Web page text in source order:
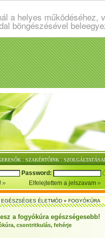
a helyes
böngészésével
: SZAKÉRTŐINK :
Password:
Elfelejtettem a jelszavam
EGÉSZSÉGES ÉLETMÓD»FOGYÓKÚRA
a fogyókúra egészségesebb!
csontritkulás, fehérje